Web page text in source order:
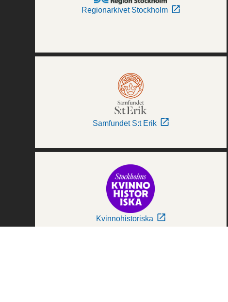
Regionarkivet Stockholm
Samfundet S:t Erik
Kvinnohistoriska